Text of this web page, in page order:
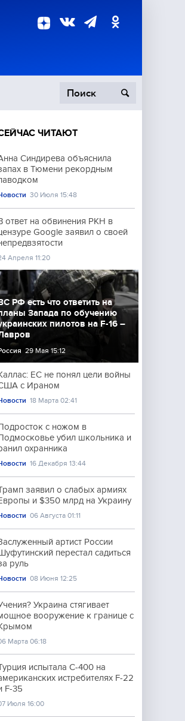
ЧИТАЮТ
Синдирева объяснила
в Тюмени рекордным
30 Июля 15:48
ответ на обвинения РКН в
Google заявил о своей
Апреля 11:20
РФ есть что ответить на
Запада по обучению
пилотов на F-16 –
29 Мая 15:12
ЕС не понял цели войны
с Ираном
18 Марта 02:41
с ножом в
убил школьника и
охранника
16 Декабря 13:44
заявил о слабых армиях
и $350 млрд на Украину
06 Августа 01:11
артист России
перестал садиться
руль
08 Июня 12:25
Украина стягивает
вооружение к границе с
Марта 06:18
испытала С-400 на
истребителях F-22
F-35
Июля 16:00